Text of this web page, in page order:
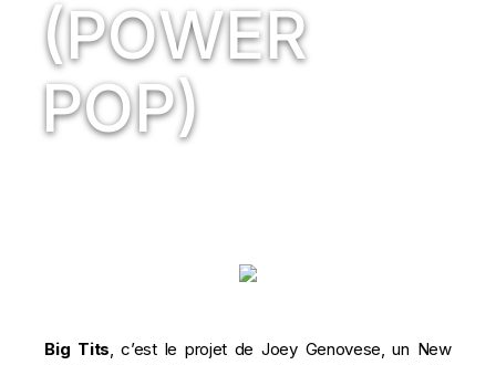
(POWER
POP)
Big Tits, c’est le projet de Joey Genovese, un New